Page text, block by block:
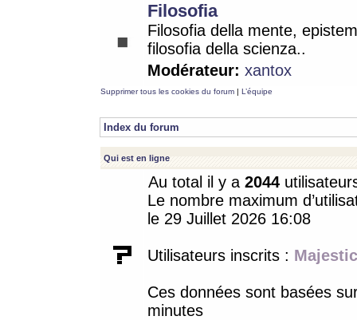
Filosofia
Filosofia della mente,
filosofia della scienza..
Modérateur: xantox
Supprimer tous les cookies du forum | L’équipe
Index du forum
Qui est en ligne
Au total il y a 2044
Le nombre maximum
le 29 Juillet 2026 16:08
Utilisateurs inscrits :
Ces données sont basées
minutes